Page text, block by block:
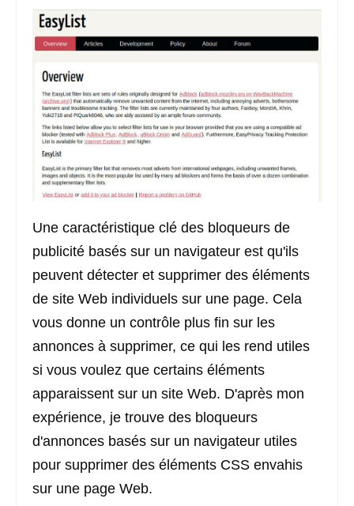
Une caractéristique clé des bloqueurs de
publicité basés sur un navigateur est qu'ils
peuvent détecter et supprimer des éléments
de site Web individuels sur une page. Cela
vous donne un contrôle plus fin sur les
annonces à supprimer, ce qui les rend utiles
si vous voulez que certains éléments
apparaissent sur un site Web. D'après mon
expérience, je trouve des bloqueurs
d'annonces basés sur un navigateur utiles
pour supprimer des éléments CSS envahis
sur une page Web.